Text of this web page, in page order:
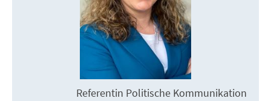
Referentin Politische Kommunikation